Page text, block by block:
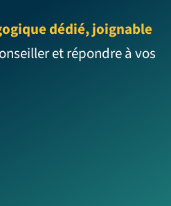
dédié, joignable
et répondre à vos